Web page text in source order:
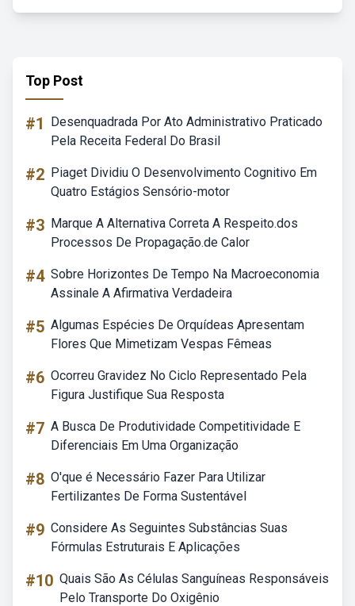
Top Post
#1
Desenquadrada Por Ato Administrativo Praticado
Pela Receita Federal Do Brasil
#2 Piaget Dividiu O Desenvolvimento Cognitivo Em
Quatro Estágios Sensório-motor
#3 Marque A Alternativa Correta A Respeito.dos
Processos De Propagação.de Calor
#4 Sobre Horizontes De Tempo Na Macroeconomia
Assinale A Afirmativa Verdadeira
#5 Algumas Espécies De Orquídeas Apresentam
Flores Que Mimetizam Vespas Fêmeas
#6 Ocorreu Gravidez No Ciclo Representado Pela
Figura Justifique Sua Resposta
#7 A Busca De Produtividade Competitividade E
Diferenciais Em Uma Organização
#8 O'que é Necessário Fazer Para Utilizar
Fertilizantes De Forma Sustentável
#9 Considere As Seguintes Substâncias Suas
Fórmulas Estruturais E Aplicações
#10 Quais São As Células Sanguíneas Responsáveis
Pelo Transporte Do Oxigênio